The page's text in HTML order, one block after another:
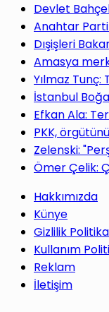
Devlet
Anahtar Parti
Dışişleri
Amasya
Yılmaz
İstanbul
Efkan Ala:
PKK,
Zelenski:
Ömer Çelik:
Hakkımızda
Künye
Gizlilik
Kullanım
Reklam
İletişim